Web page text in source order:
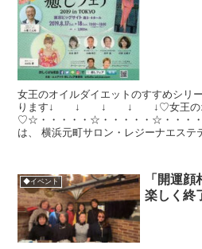
女王のオイルダイエットのすすめシリ
ります↓ ↓ ↓ ↓ ↓♡女王のオイ
♡☆・・・・・☆・・・・・☆・・・
は、 横浜元町サロン・レジーナエステ
◆イベント
「開運
楽しく終